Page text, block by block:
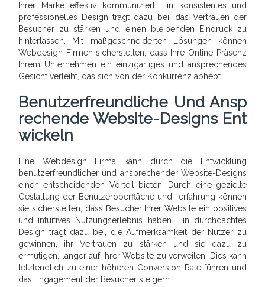
Ihrer Marke effektiv kommuniziert. Ein konsistentes und
professionelles Design trägt dazu bei, das Vertrauen der
Besucher zu stärken und einen bleibenden Eindruck zu
hinterlassen. Mit maßgeschneiderten Lösungen können
Webdesign Firmen sicherstellen, dass Ihre Online-Präsenz
Ihrem Unternehmen ein einzigartiges und ansprechendes
Gesicht verleiht, das sich von der Konkurrenz abhebt.
Benutzerfreundliche Und Ansp
Rechende Website-Designs Ent
Wickeln
Eine Webdesign Firma kann durch die Entwicklung
benutzerfreundlicher und ansprechender Website-Designs
einen entscheidenden Vorteil bieten. Durch eine gezielte
Gestaltung der Benutzeroberfläche und -erfahrung können
sie sicherstellen, dass Besucher Ihrer Website ein positives
und intuitives Nutzungserlebnis haben. Ein durchdachtes
Design trägt dazu bei, die Aufmerksamkeit der Nutzer zu
gewinnen, ihr Vertrauen zu stärken und sie dazu zu
ermutigen, länger auf Ihrer Website zu verweilen. Dies kann
letztendlich zu einer höheren Conversion-Rate führen und
das Engagement der Besucher steigern.